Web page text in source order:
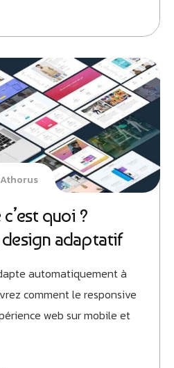
Athorus
quoi ?
adaptatif
automatiquement à
comment le responsive
web sur mobile et